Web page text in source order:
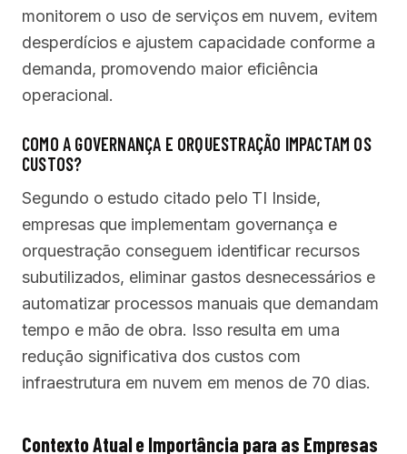
monitorem o uso de serviços em nuvem, evitem
desperdícios e ajustem capacidade conforme a
demanda, promovendo maior eficiência
operacional.
COMO A GOVERNANÇA E ORQUESTRAÇÃO IMPACTAM OS
CUSTOS?
Segundo o estudo citado pelo TI Inside,
empresas que implementam governança e
orquestração conseguem identificar recursos
subutilizados, eliminar gastos desnecessários e
automatizar processos manuais que demandam
tempo e mão de obra. Isso resulta em uma
redução significativa dos custos com
infraestrutura em nuvem em menos de 70 dias.
Contexto Atual e Importância para as Empresas